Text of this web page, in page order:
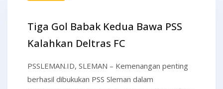
Tiga Gol Babak Kedua Bawa PSS
Kalahkan Deltras FC
PSSLEMAN.ID, SLEMAN – Kemenangan penting
berhasil dibukukan PSS Sleman dalam